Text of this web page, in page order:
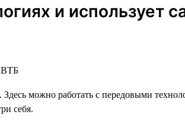
и использует
можно работать с передовыми
себя.